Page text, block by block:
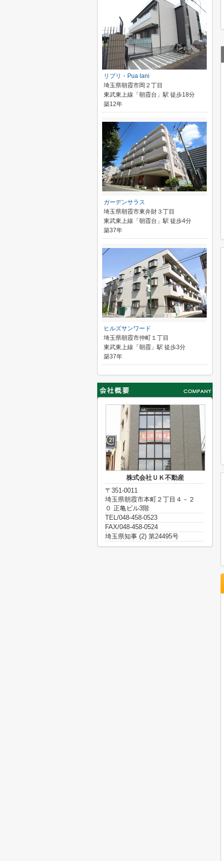
リブリ・Pua lani
埼玉県朝霞市岡２丁目
東武東上線「朝霞台」駅 徒歩18分
築12年
ガーデンサラス
埼玉県朝霞市東弁財３丁目
東武東上線「朝霞台」駅 徒歩4分
築37年
ヒルズサンワード
埼玉県朝霞市仲町１丁目
東武東上線「朝霞」駅 徒歩3分
築37年
株式会社ＵＫ不動産
〒351-0011
埼玉県朝霞市本町２丁目４－２
０ 正亀ビル3階
TEL/048-458-0523
FAX/048-458-0524
埼玉県知事 (2) 第24495号